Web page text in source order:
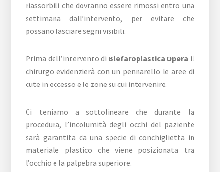
riassorbili che dovranno essere rimossi entro una
settimana dall’intervento, per evitare che
possano lasciare segni visibili.
Prima dell’intervento di Blefaroplastica Opera il
chirurgo evidenzierà con un pennarello le aree di
cute in eccesso e le zone su cui intervenire.
Ci teniamo a sottolineare che durante la
procedura, l’incolumità degli occhi del paziente
sarà garantita da una specie di conchiglietta in
materiale plastico che viene posizionata tra
l’occhio e la palpebra superiore.